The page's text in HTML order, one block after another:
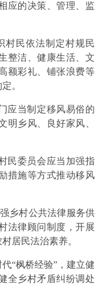
应的决策、管理、监
村民依法制定村规民
整洁、健康生活、文
额彩礼、铺张浪费等
。
应当制定移风易俗的
明乡风、良好家风、
民委员会应当加强指
措施等方式推动移风
乡村公共法律服务供
法律顾问制度，开展
居民法治素养。
“枫桥经验”，建立健
全乡村矛盾纠纷调处